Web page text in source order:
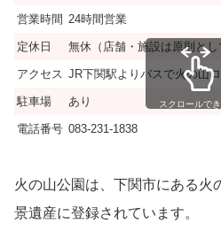
営業時間 24時間営業
定休日 無休（店舗・施設は原則と
アクセス JR下関駅よりバスで火の山
駐車場 あり
電話番号 083-231-1838
スクロールで
火の山公園は、下関市にある火
景遺産に登録されています。